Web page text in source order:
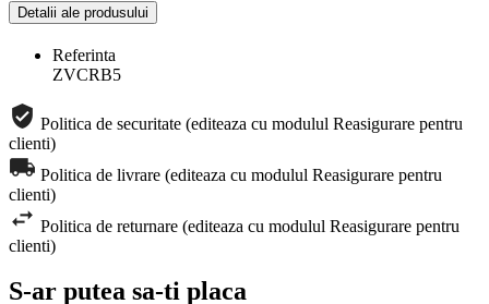
Detalii ale produsului
Referinta
ZVCRB5
Politica de securitate (editeaza cu modulul Reasigurare pentru
clienti)
Politica de livrare (editeaza cu modulul Reasigurare pentru
clienti)
Politica de returnare (editeaza cu modulul Reasigurare pentru
clienti)
S-ar putea sa-ti placa